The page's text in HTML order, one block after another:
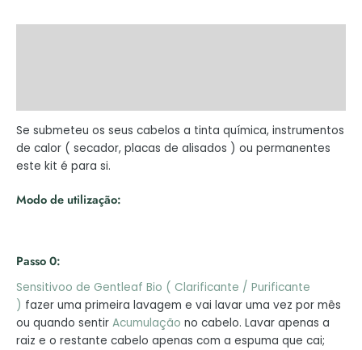
Se submeteu os seus cabelos a tinta química, instrumentos
de calor ( secador, placas de alisados ) ou permanentes
este kit é para si.
Modo de utilização:
Passo 0:
Sensitivoo de Gentleaf Bio ( Clarificante / Purificante
) fazer uma primeira lavagem e vai lavar uma vez por mês
ou quando sentir Acumulação no cabelo. Lavar apenas a
raiz e o restante cabelo apenas com a espuma que cai;